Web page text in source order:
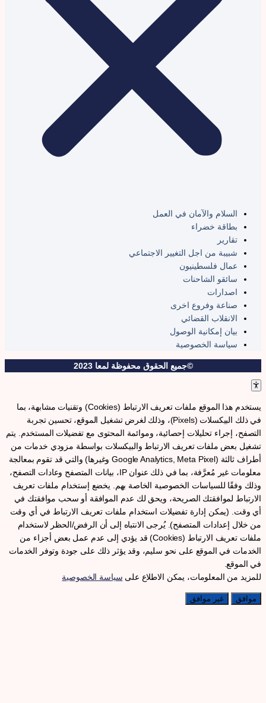
السلام والآمان في العمل
بطاقة خضراء
تقارير
شبيبة من اجل التغيير الاجتماعي
عمال فلسطينيون
سائقو الشاحنات
اصدارات
صناعة وفروع اخرى
الانقلاب القضائي
بيان إمكانية الوصول
سياسة الخصوصية
©جميع الحقوق محفوظة لمعا 2023
يستخدم هذا الموقع ملفات تعريف الارتباط (Cookies) وتقنيات مشابهة، بما
في ذلك البيكسلات (Pixels)، وذلك لغرض تشغيل الموقع، تحسين تجربة
التصفح، إجراء تحليلات إحصائية، وموائمة المحتوى مع تفضيلات المستخدم. يتم
تشغيل بعض ملفات تعريف الارتباط والبيكسلات بواسطة مزودي خدمات من
أطراف ثالثة (Google Analytics, Meta Pixel وغيرها) والتي قد تقوم بمعالجة
معلومات غير مُعرَّفة، بما في ذلك عنوان IP، بيانات المتصفح وعادات التصفح،
وذلك وفقًا للسياسات الخصوصية الخاصة بهم. يخضع إستخدام ملفات تعريف
الارتباط لموافقتك الصريحة، ويحق لك عدم الموافقة أو سحب موافقتك في
أي وقت. (يمكن إدارة تفضيلات استخدام ملفات تعريف الارتباط في أي وقت
من خلال إعدادات المتصفح). يُرجى الانتباه إلى أن الرفض/الحظر لاستخدام
ملفات تعريف الارتباط (Cookies) قد يؤدي إلى عدم عمل بعض أجزاء من
الخدمات في الموقع على نحو سليم، وقد يؤثر ذلك على جودة وتوفر الخدمات
في الموقع.
للمزيد من المعلومات، يمكن الاطلاع على سياسة الخصوصية
موافق غير موافق